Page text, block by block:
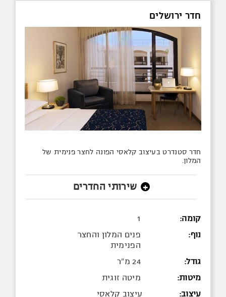
חדר ירושלים
חדר סטנדרט בעיצוב קלאסי הפונה לחצר פנימית של
המלון.
+ שירותי החדרים
קומה:
1
נוף:
פנים המלון והחצר
הפנימית
גודל:
24 מ"ר
מיטות:
מיטה זוגית
עיצוב:
עיצוב קלאסי